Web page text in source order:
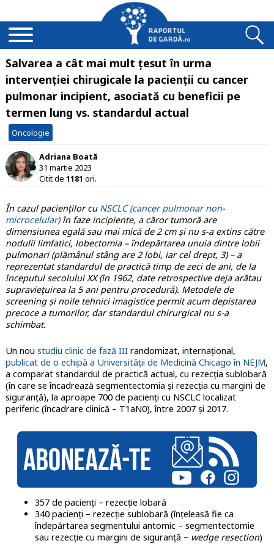
Salvarea a cât mai mult țesut în urma
intervenției chirugicale la pacienții cu cancer
pulmonar incipient, asociată cu beneficii pe
termen lung vs. standardul actual
Oncologie
Adriana Boată
31 martie 2023
Citit de 1181 ori.
În cazul pacienților cu NSCLC (cancer pulmonar non-
microcelular)în faze incipiente, a căror tumoră are
dimensiunea egală sau mai mică de 2 cm și nu s-a extins către
nodulii limfatici, lobectomia – îndepărtarea unuia dintre lobii
pulmonari (plămânul stâng are 2 lobi, iar cel drept, 3) – a
reprezentat standardul de practică timp de zeci de ani, de la
începutul secolului XX (în 1962, date retrospective deja arătau
supraviețuirea la 5 ani pentru procedură). Metodele de
screening și noile tehnici imagistice permit acum depistarea
precoce a tumorilor, dar standardul chirurgical nu s-a
schimbat.
Un nou studiu clinic de fază IIIrandomizat, internațional,
publicat de o echipă a Universității de Medicină Chicago în NEJM,
a comparat standardul de practică actual, cu rezecția sublobară
(în care se încadrează segmentectomia și rezecția cu margini de
siguranță), la aproape 700 de pacienți cu NSCLC localizat
periferic (încadrare clinică – T1aN0), între 2007 și 2017.
357 de pacienți – rezecție lobară
340 pacienți – rezecție sublobară (înțeleasă fie ca
îndepărtarea segmentului antomic – segmentectomie
sau rezecție cu margini de siguranță – wedge resection)